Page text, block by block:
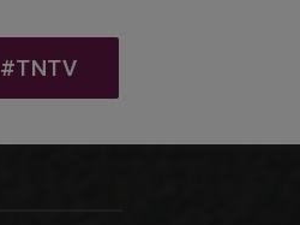
#TNTV